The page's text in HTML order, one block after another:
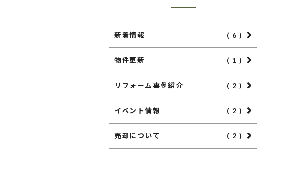
新着情報 ( 6 )
物件更新 ( 1 )
リフォーム事例紹介 ( 2 )
イベント情報 ( 2 )
売却について ( 2 )